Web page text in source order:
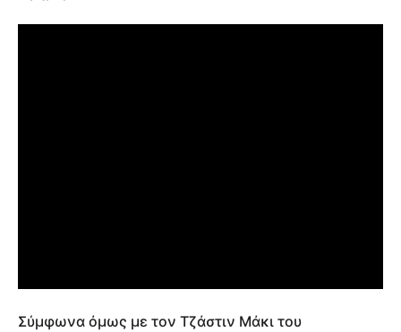
Σύμφωνα όμως με τον Τζάστιν Μάκι του